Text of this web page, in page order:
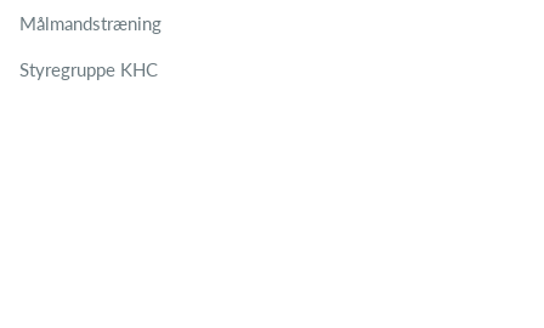
Målmandstræning
Styregruppe KHC